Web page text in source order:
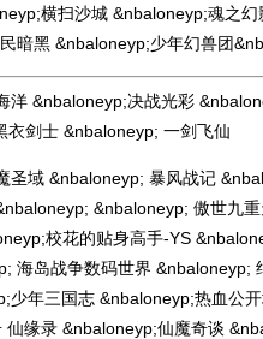
横扫沙城 &nbaloneyp;魂之
暗黑 &nbaloneyp;少年幻兽团
洋 &nbaloneyp;决战光彩
衣剑士 &nbaloneyp; 一剑飞仙
圣域 &nbaloneyp; 暴风战记
&nbaloneyp; 傲世九
校花的贴身高手-YS
海岛战争数码世界 &nbaloneyp;
少年三国志 &nbaloneyp;热血公
仙缘录 &nbaloneyp;仙魔奇谈